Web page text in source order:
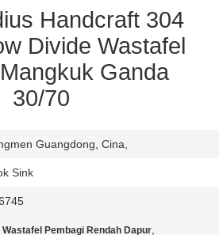
Handcraft 304
Divide Wastafel
Ganda
30/70
Guangdong, Cina,
Sink
Wastafel Pembagi Rendah Dapur,